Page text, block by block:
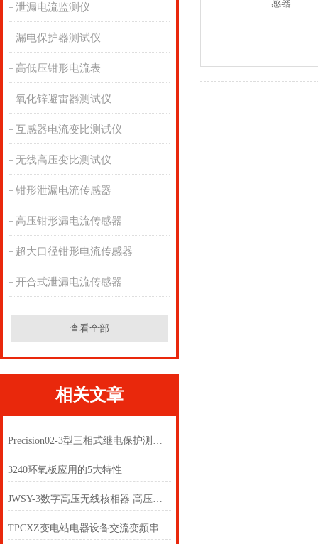
泄漏电流监测仪
漏电保护器测试仪
高低压钳形电流表
氧化锌避雷器测试仪
互感器电流变比测试仪
无线高压变比测试仪
钳形泄漏电流传感器
高压钳形漏电流传感器
超大口径钳形电流传感器
开合式泄漏电流传感器
查看全部
相关文章
Precision02-3型三相式继电保护测试系统
3240环氧板应用的5大特性
JWSY-3数字高压无线核相器 高压无线核相仪上海徐吉制造
TPCXZ变电站电器设备交流变频串联谐振耐压装置